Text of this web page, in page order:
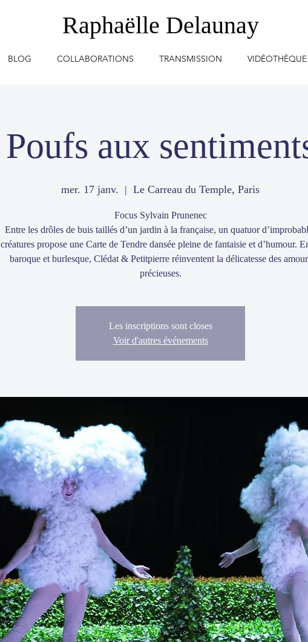
Raphaëlle Delaunay
BLOG COLLABORATIONS TRANSMISSION VIDÉOTHÈQUE
Poufs aux
mer. 17 janv.
  |
Le Carreau du Temple, Paris
Focus Sylvain Prunenec
Entre les drôles de buis taillés d’un jardin à la française, un quatuor
créatures propose une Carte de Tendre dansée pleine de fantaisie et d’humour.
baroque et burlesque, Clédat & Petitpierre réinventent la délicatesse des
précieuses.
Les inscriptions sont closes
Voir d'autres événements